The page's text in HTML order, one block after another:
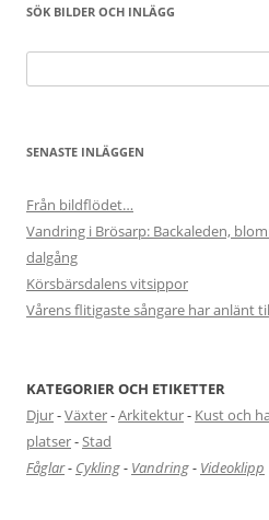
SÖK BILDER OCH INLÄGG
efter:
SENASTE INLÄGGEN
Från bildflödet…
Vandring i Brösarp: Backaleden,
dalgång
Körsbärsdalens vitsippor
Vårens flitigaste sångare har anlänt
KATEGORIER OCH ETIKETTER
Djur-Växter-Arkitektur- Kust och
platser-Stad
Fåglar- Cykling- Vandring- Videoklipp